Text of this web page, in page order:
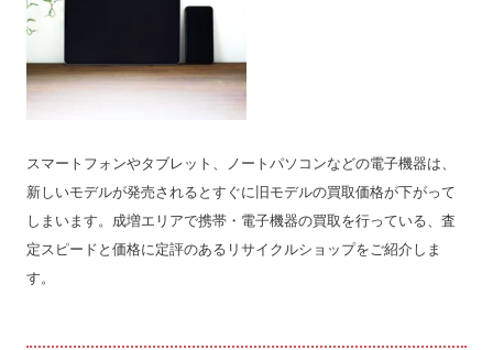
スマートフォンやタブレット、ノートパソコンなどの電子機器は、
新しいモデルが発売されるとすぐに旧モデルの買取価格が下がって
しまいます。成増エリアで携帯・電子機器の買取を行っている、査
定スピードと価格に定評のあるリサイクルショップをご紹介しま
す。